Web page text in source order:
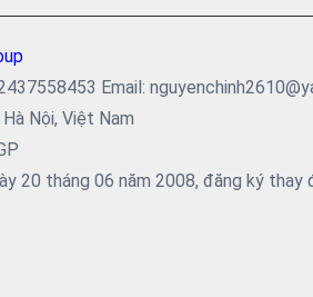
Email:
Nội, Việt Nam
20 tháng 06 năm 2008, đăng ký